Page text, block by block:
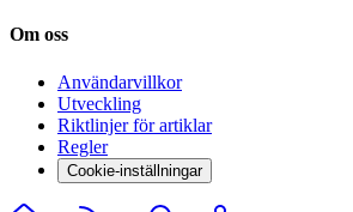
Om oss
Användarvillkor
Utveckling
Riktlinjer för artiklar
Regler
Cookie-inställningar